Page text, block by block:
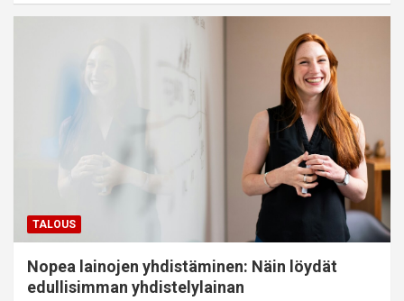
TALOUS
Nopea lainojen yhdistäminen: Näin löydät
edullisimman yhdistelylainan